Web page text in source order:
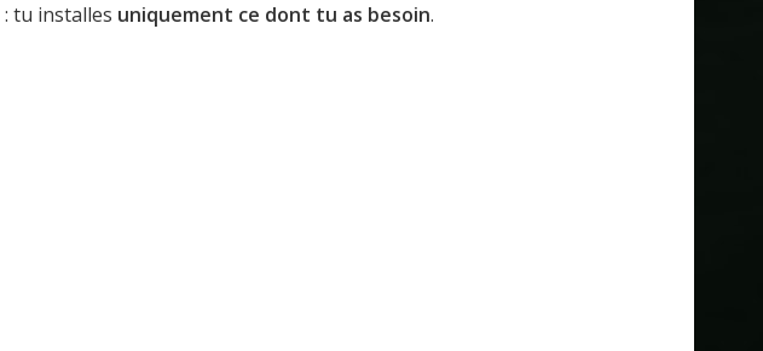
: tu installes uniquement ce dont tu as besoin.